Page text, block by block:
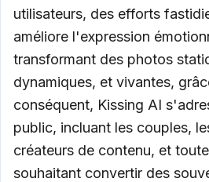
utilisateurs, des efforts
améliore l'expression
transformant des photos
dynamiques, et vivantes,
conséquent, Kissing AI
public, incluant les couples,
créateurs de contenu, et
souhaitant convertir des